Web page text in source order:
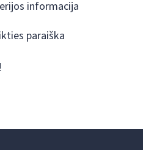
informacija
paraiška